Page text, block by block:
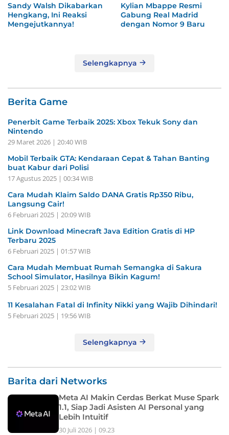
Sandy Walsh Dikabarkan
Hengkang, Ini Reaksi
Mengejutkannya!
Kylian Mbappe Resmi
Gabung Real Madrid
dengan Nomor 9 Baru
Selengkapnya
Berita Game
Penerbit Game Terbaik 2025: Xbox Tekuk Sony dan
Nintendo
29 Maret 2026 | 20:40 WIB
Mobil Terbaik GTA: Kendaraan Cepat & Tahan Banting
buat Kabur dari Polisi
17 Agustus 2025 | 00:34 WIB
Cara Mudah Klaim Saldo DANA Gratis Rp350 Ribu,
Langsung Cair!
6 Februari 2025 | 20:09 WIB
Link Download Minecraft Java Edition Gratis di HP
Terbaru 2025
6 Februari 2025 | 01:57 WIB
Cara Mudah Membuat Rumah Semangka di Sakura
School Simulator, Hasilnya Bikin Kagum!
5 Februari 2025 | 23:02 WIB
11 Kesalahan Fatal di Infinity Nikki yang Wajib Dihindari!
5 Februari 2025 | 19:56 WIB
Selengkapnya
Barita dari Networks
Meta AI Makin Cerdas Berkat Muse Spark
1.1, Siap Jadi Asisten AI Personal yang
Lebih Intuitif
30 Juli 2026 | 09.23